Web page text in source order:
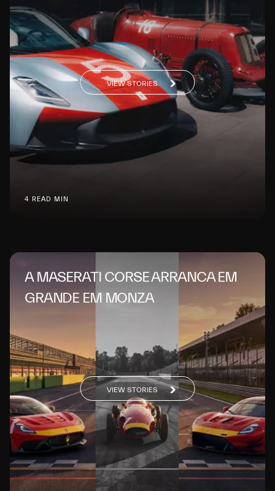
4 READ MIN
VIEW STORIES
A MASERATI CORSE ARRANCA EM
GRANDE EM MONZA
VIEW STORIES